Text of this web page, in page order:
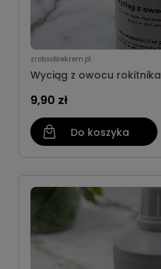
zrobsobiekrem.pl
Wyciąg z owocu rokitnika
9,90 zł
Do koszyka